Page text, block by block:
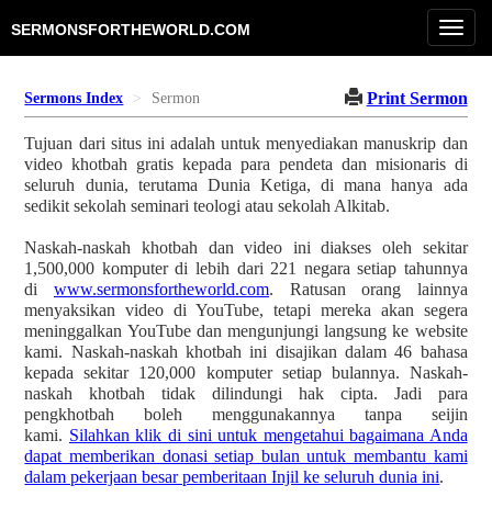
SERMONSFORTHEWORLD.COM
Sermons Index Sermon Print Sermon
Tujuan dari situs ini adalah untuk menyediakan manuskrip dan
video khotbah gratis kepada para pendeta dan misionaris di
seluruh dunia, terutama Dunia Ketiga, di mana hanya ada
sedikit sekolah seminari teologi atau sekolah Alkitab.
Naskah-naskah khotbah dan video ini diakses oleh sekitar
1,500,000 komputer di lebih dari 221 negara setiap tahunnya
di www.sermonsfortheworld.com. Ratusan orang lainnya
menyaksikan video di YouTube, tetapi mereka akan segera
meninggalkan YouTube dan mengunjungi langsung ke website
kami. Naskah-naskah khotbah ini disajikan dalam 46 bahasa
kepada sekitar 120,000 komputer setiap bulannya. Naskah-
naskah khotbah tidak dilindungi hak cipta. Jadi para
pengkhotbah boleh menggunakannya tanpa seijin
kami. Silahkan klik di sini untuk mengetahui bagaimana Anda
dapat memberikan donasi setiap bulan untuk membantu kami
dalam pekerjaan besar pemberitaan Injil ke seluruh dunia ini.